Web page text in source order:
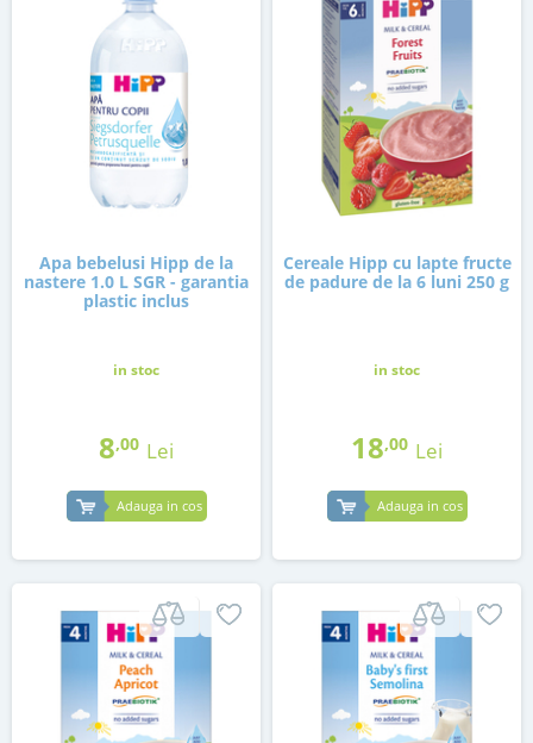
Apa bebelusi Hipp de la
nastere 1.0 L SGR - garantia
plastic inclus
in stoc
8,00 Lei
Adauga in cos
Cereale Hipp cu lapte fructe
de padure de la 6 luni 250 g
in stoc
18,00 Lei
Adauga in cos